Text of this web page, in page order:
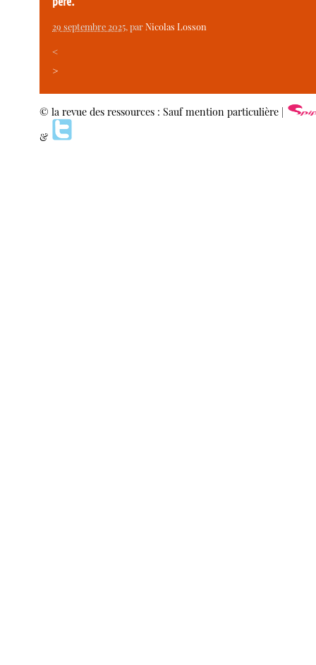
29 septembre 2025, parNicolas Losson
<
>
© la revue des ressources : Sauf mention particulière |
&